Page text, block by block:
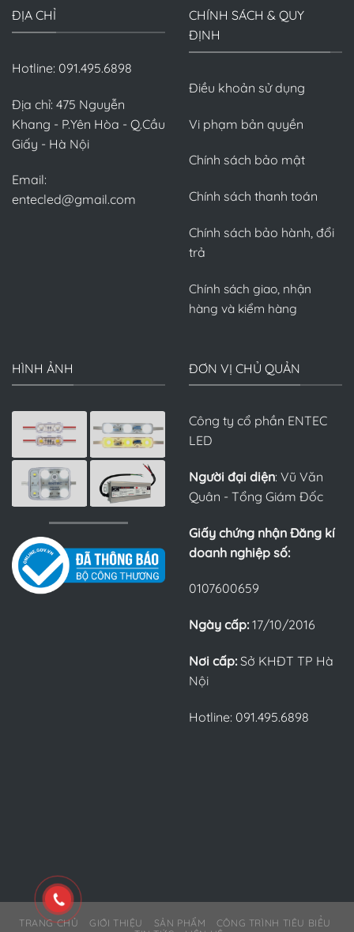
ĐỊA CHỈ
Hotline: 091.495.6898
Địa chỉ: 475 Nguyễn
Khang - P.Yên Hòa - Q.Cầu
Giấy - Hà Nội
Email:
entecled@gmail.com
CHÍNH SÁCH & QUY
ĐỊNH
Điều khoản sử dụng
Vi phạm bản quyền
Chính sách bảo mật
Chính sách thanh toán
Chính sách bảo hành, đổi
trả
Chính sách giao, nhận
hàng và kiểm hàng
HÌNH ẢNH ĐƠN VỊ CHỦ QUẢN
Công ty cổ phần ENTEC
LED
Người đại diện: Vũ Văn
Quân - Tổng Giám Đốc
Giấy chứng nhận Đăng kí
doanh nghiệp số:
0107600659
Ngày cấp: 17/10/2016
Nơi cấp: Sở KHĐT TP Hà
Nội
Hotline: 091.495.6898
TRANG CHỦ GIỚI THIỆU SẢN PHẨM
CÔNG TRÌNH TIÊU BIỂU